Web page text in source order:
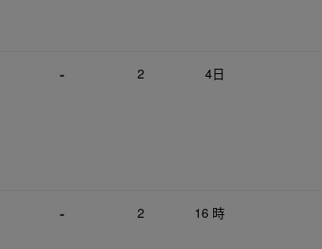
- 2 4日
- 2 16 時